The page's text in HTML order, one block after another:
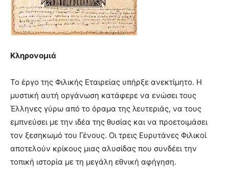
Κληρονομιά
Το έργο της Φιλικής Εταιρείας υπήρξε ανεκτίμητο. Η
μυστική αυτή οργάνωση κατάφερε να ενώσει τους
Έλληνες γύρω από το όραμα της λευτεριάς, να τους
εμπνεύσει με την ιδέα της θυσίας και να προετοιμάσει
τον ξεσηκωμό του Γένους. Οι τρεις Ευρυτάνες Φιλικοί
αποτελούν κρίκους μιας αλυσίδας που συνδέει την
τοπική ιστορία με τη μεγάλη εθνική αφήγηση.